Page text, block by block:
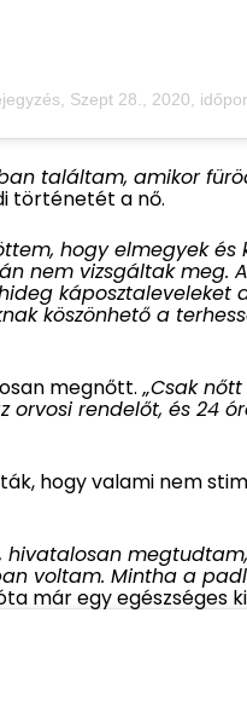
Szept 28., 2020, időpont:
találtam, amikor
történetét a nő.
hogy elmegyek és
nem vizsgáltak meg.
káposztaleveleket
köszönhető a
megnőtt. „Csak
orvosi rendelőt, és 24
hogy valami nem
hivatalosan
voltam. Mintha a
már egy egészséges